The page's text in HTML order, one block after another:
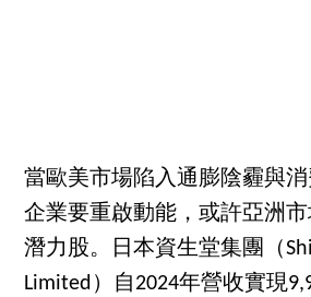
當歐美市場陷入通膨陰霾與
企業要重啟動能，或許亞洲
潛力股。日本資生堂集團（
Limited）自2024年營收實現